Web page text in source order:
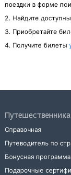
поездки в форме
2. Найдите
3. Приобретайте
4. Получите билеты
Справочная
Путеводитель по
Бонусная программа
Подарочные